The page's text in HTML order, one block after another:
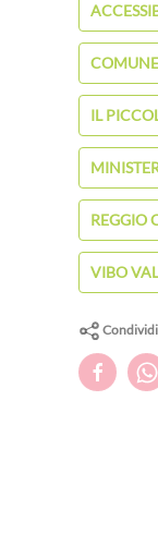
IL
REGGIO
VIBO
Condividi